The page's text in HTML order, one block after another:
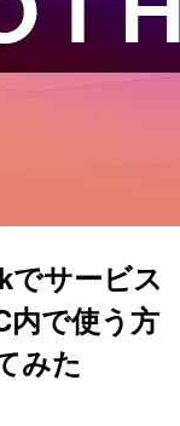
でサービス
内で使う方
みた